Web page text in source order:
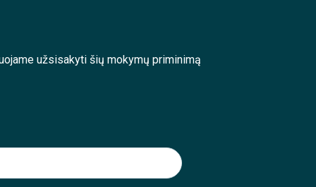
užsisakyti šių mokymų priminimą